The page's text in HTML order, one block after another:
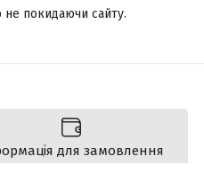
не покидаючи сайту.
для замовлення